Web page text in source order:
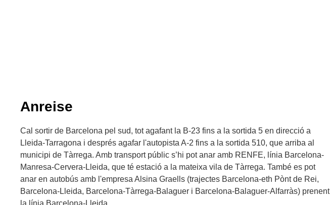
Anreise
Cal sortir de Barcelona pel sud, tot agafant la B-23 fins a la sortida 5 en direcció a
Lleida-Tarragona i després agafar l'autopista A-2 fins a la sortida 510, que arriba al
municipi de Tàrrega. Amb transport públic s’hi pot anar amb RENFE, línia Barcelona-
Manresa-Cervera-Lleida, que té estació a la mateixa vila de Tàrrega. També es pot
anar en autobús amb l'empresa Alsina Graells (trajectes Barcelona-eth Pònt de Rei,
Barcelona-Lleida, Barcelona-Tàrrega-Balaguer i Barcelona-Balaguer-Alfarràs) prenent
la línia Barcelona-Lleida.